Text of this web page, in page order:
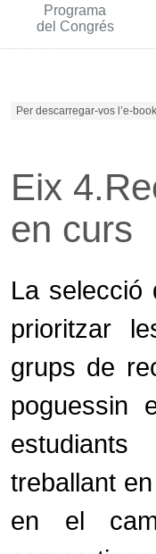
Programa
del Congrés
Per descarregar-vos l’e-
Eix
en curs
La selecció
prioritzar
grups de
poguessin
treballant
en el